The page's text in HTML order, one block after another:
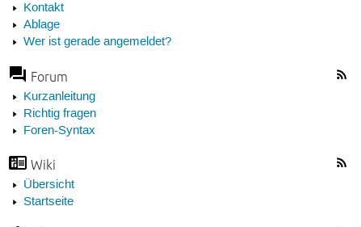
Kontakt
Ablage
Wer ist gerade angemeldet?
Forum
Kurzanleitung
Richtig fragen
Foren-Syntax
Wiki
Übersicht
Startseite